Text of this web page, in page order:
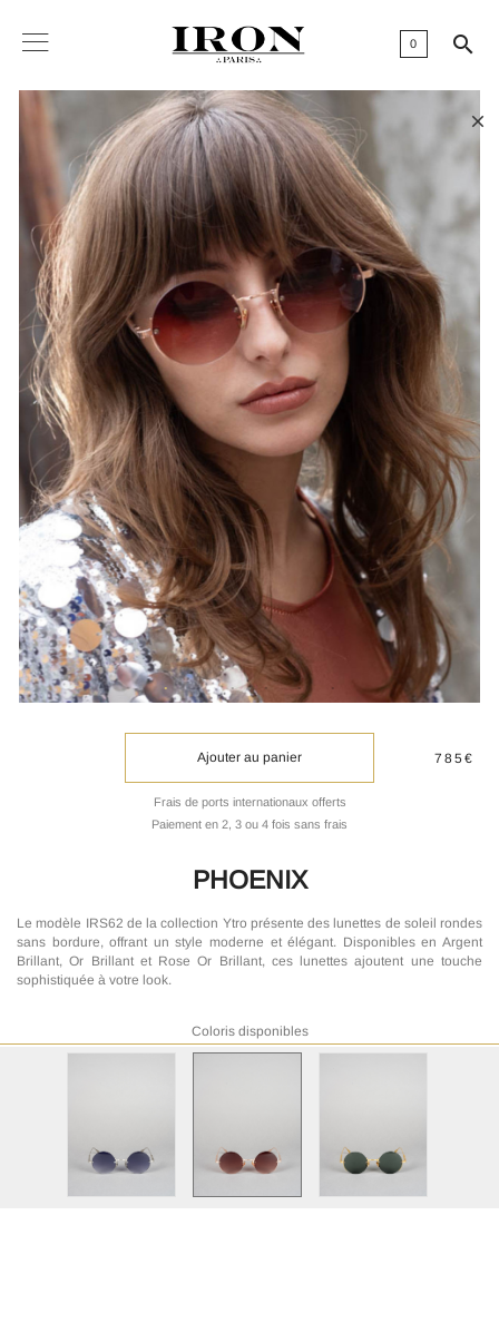
0 

Ajouter au panier
Frais de ports internationaux offerts
Paiement en 2, 3 ou 4 fois sans frais
785€
PHOENIX
Le modèle IRS62 de la collection Ytro présente des lunettes de soleil rondes
sans bordure, offrant un style moderne et élégant. Disponibles en Argent
Brillant, Or Brillant et Rose Or Brillant, ces lunettes ajoutent une touche
sophistiquée à votre look.
Coloris disponibles